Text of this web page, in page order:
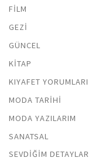
FILM
GEZI
GÜNCEL
KITAP
KIYAFET YORUMLARI
MODA TARIHI
MODA YAZILARIM
SANATSAL
SEVDIĞIM DETAYLAR